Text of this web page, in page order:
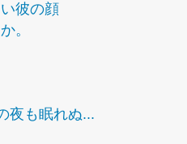
彼の顔
。
夜も眠れぬ...